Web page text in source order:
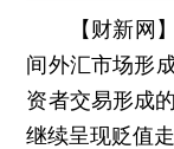
【财新网
间外汇市场形
资者交易形成
继续呈现贬值走